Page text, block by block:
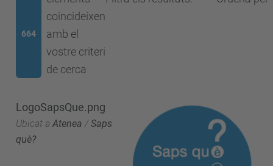
664
coincideixen
amb el
vostre criteri
de cerca
LogoSapsQue.png
Ubicat a Atenea /Saps
què?